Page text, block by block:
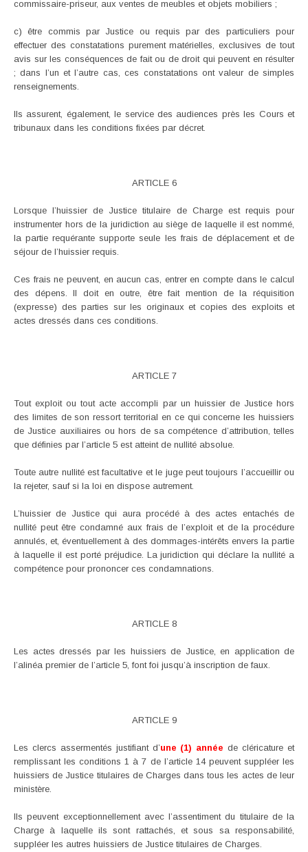
commissaire-priseur, aux ventes de meubles et objets mobiliers ;
c) être commis par Justice ou requis par des particuliers pour
effectuer des constatations purement matérielles, exclusives de tout
avis sur les conséquences de fait ou de droit qui peuvent en résulter
; dans l’un et l’autre cas, ces constatations ont valeur de simples
renseignements.
Ils assurent, également, le service des audiences près les Cours et
tribunaux dans les conditions fixées par décret.
ARTICLE 6
Lorsque l’huissier de Justice titulaire de Charge est requis pour
instrumenter hors de la juridiction au siège de laquelle il est nommé,
la partie requérante supporte seule les frais de déplacement et de
séjour de l’huissier requis.
Ces frais ne peuvent, en aucun cas, entrer en compte dans le calcul
des dépens. Il doit en outre, être fait mention de la réquisition
(expresse) des parties sur les originaux et copies des exploits et
actes dressés dans ces conditions.
ARTICLE 7
Tout exploit ou tout acte accompli par un huissier de Justice hors
des limites de son ressort territorial en ce qui concerne les huissiers
de Justice auxiliaires ou hors de sa compétence d’attribution, telles
que définies par l’article 5 est atteint de nullité absolue.
Toute autre nullité est facultative et le juge peut toujours l’accueillir ou
la rejeter, sauf si la loi en dispose autrement.
L’huissier de Justice qui aura procédé à des actes entachés de
nullité peut être condamné aux frais de l’exploit et de la procédure
annulés, et, éventuellement à des dommages-intérêts envers la partie
à laquelle il est porté préjudice. La juridiction qui déclare la nullité a
compétence pour prononcer ces condamnations.
ARTICLE 8
Les actes dressés par les huissiers de Justice, en application de
l’alinéa premier de l’article 5, font foi jusqu’à inscription de faux.
ARTICLE 9
Les clercs assermentés justifiant d’une (1) année de cléricature et
remplissant les conditions 1 à 7 de l’article 14 peuvent suppléer les
huissiers de Justice titulaires de Charges dans tous les actes de leur
ministère.
Ils peuvent exceptionnellement avec l’assentiment du titulaire de la
Charge à laquelle ils sont rattachés, et sous sa responsabilité,
suppléer les autres huissiers de Justice titulaires de Charges.